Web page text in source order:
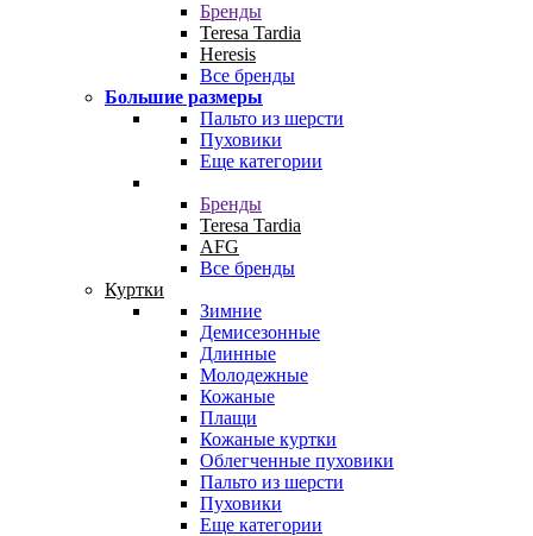
Бренды
Teresa Tardia
Heresis
Все бренды
Большие размеры
Пальто из шерсти
Пуховики
Еще категории
Бренды
Teresa Tardia
AFG
Все бренды
Куртки
Зимние
Демисезонные
Длинные
Молодежные
Кожаные
Плащи
Кожаные куртки
Облегченные пуховики
Пальто из шерсти
Пуховики
Еще категории